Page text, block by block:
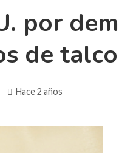
por
de talco
Hace 2 años